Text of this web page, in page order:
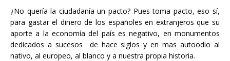
¿No quería la ciudadanía un pacto? Pues toma pacto, eso sí,
para gastar el dinero de los españoles en extranjeros que su
aporte a la economía del país es negativo, en monumentos
dedicados a sucesos de hace siglos y en mas autoodio al
nativo, al europeo, al blanco y a nuestra propia historia.